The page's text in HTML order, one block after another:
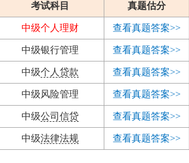
考试科目 真题估分
中级个人理财 查看真题答案>>
中级银行管理 查看真题答案>>
中级个人贷款 查看真题答案>>
中级风险管理 查看真题答案>>
中级公司信贷 查看真题答案>>
中级法律法规 查看真题答案>>